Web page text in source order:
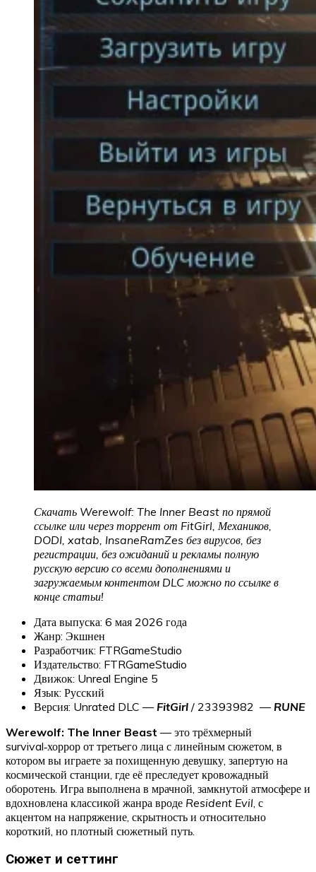
Скачать Werewolf: The Inner Beast по прямой
ссылке или через торрент от FitGirl, Механиков,
DODI, xatab, InsaneRamZes без вирусов, без
регистрации, без ожиданий и рекламы полную
русскую версию со всеми дополнениями и
загружаемым контентом DLC можно по ссылке в
конце статьи!
Дата выпуска: 6 мая 2026 года
Жанр: Экшнен
Разработчик: FTRGameStudio
Издательство: FTRGameStudio
Движок: Unreal Engine 5
Язык: Русский
Версия: Unrated DLC — FitGirl / 23393982 — RUNE
Werewolf: The Inner Beast — это трёхмерный
survival‑хоррор от третьего лица с линейным сюжетом, в
котором вы играете за похищенную девушку, запертую на
космической станции, где её преследует кровожадный
оборотень. Игра выполнена в мрачной, замкнутой атмосфере и
вдохновлена классикой жанра вроде Resident Evil , с
акцентом на напряжение, скрытность и относительно
короткий, но плотный сюжетный путь.
Сюжет и сеттинг